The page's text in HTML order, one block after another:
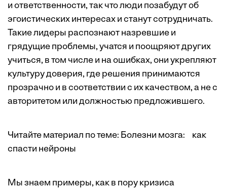
и ответственности, так что люди позабудут об
эгоистических интересах и станут сотрудничать.
Такие лидеры распознают назревшие и
грядущие проблемы, учатся и поощряют других
учиться, в том числе и на ошибках, они укрепляют
культуру доверия, где решения принимаются
прозрачно и в соответствии с их качеством, а не с
авторитетом или должностью предложившего.
Читайте материал по теме: Болезни мозга: как
спасти нейроны
Мы знаем примеры, как в пору кризиса